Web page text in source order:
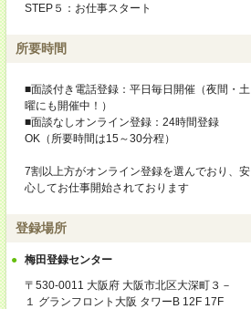
STEP５：お仕事スタート
所要時間
■面談付き電話登録：平日毎日開催（夜間・土
曜にも開催中！）
■面談なしオンライン登録：24時間登録
OK（所要時間は15～30分程）
7割以上方がオンライン登録を選んでおり、安
心してお仕事開始されております
登録場所
梅田登録センター
〒530-0011 大阪府 大阪市北区大深町３－
１ グランフロント大阪 タワーB 12F 17F